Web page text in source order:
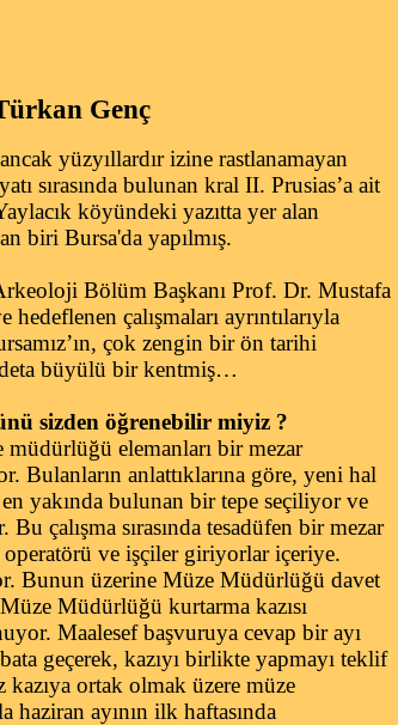
Genç
yüzyıllardır izine rastlanamayan
sırasında bulunan kral II. Prusias’a ait
köyündeki yazıtta yer alan
biri Bursa'da yapılmış.
Bölüm Başkanı Prof. Dr. Mustafa
çalışmaları ayrıntılarıyla
çok zengin bir ön tarihi
büyülü bir kentmiş…
sizden öğrenebilir miyiz ?
elemanları bir mezar
Bulanların anlattıklarına göre, yeni hal
en yakında bulunan bir tepe seçiliyor ve
çalışma sırasında tesadüfen bir mezar
ve işçiler giriyorlar içeriye.
Bunun üzerine Müze Müdürlüğü davet
Müdürlüğü kurtarma kazısı
Maalesef başvuruya cevap bir ayı
geçerek, kazıyı birlikte yapmayı teklif
ortak olmak üzere müze
haziran ayının ilk haftasında